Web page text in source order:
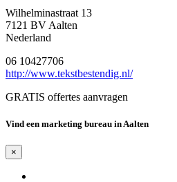
Wilhelminastraat 13
7121 BV Aalten
Nederland
06 10427706
http://www.tekstbestendig.nl/
GRATIS offertes aanvragen
Vind een marketing bureau in Aalten
×